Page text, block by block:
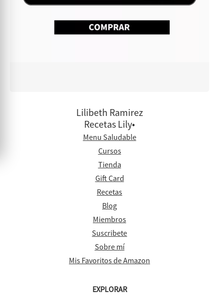
Lilibeth Ramirez
Recetas Lily•
Menu Saludable
Cursos
Tienda
Gift Card
Recetas
Blog
Miembros
Suscribete
Sobre mí
Mis Favoritos de Amazon
EXPLORAR